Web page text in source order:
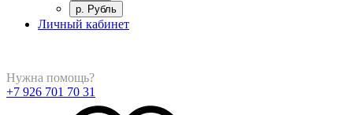
р. Рубль
Личный кабинет
Нужна помощь?
+7 926 701 70 31